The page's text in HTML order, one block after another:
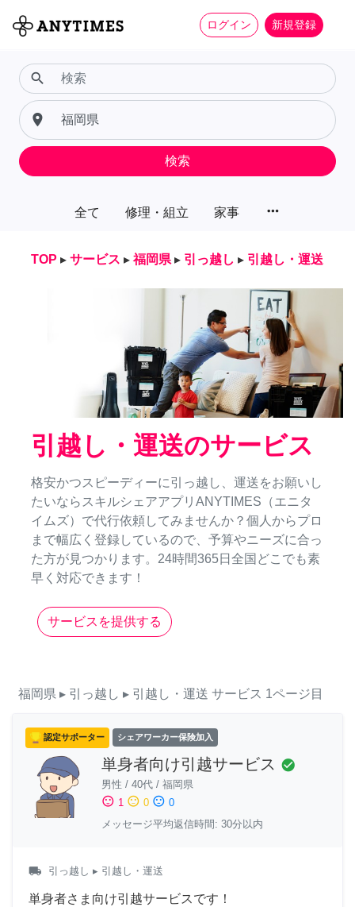
ログイン 新規登録
全て 修理・組立 家事 more_horiz
search
place
検索
TOP ▸ サービス ▸ 福岡県 ▸ 引っ越し ▸ 引越し・運送
引越し・運送のサービス
格安かつスピーディーに引っ越し、運送をお願いし
たいならスキルシェアアプリANYTIMES（エニタ
イムズ）で代行依頼してみませんか？個人からプロ
まで幅広く登録しているので、予算やニーズに合っ
た方が見つかります。24時間365日全国どこでも素
早く対応できます！
サービスを提供する
福岡県 ▸ 引っ越し ▸ 引越し・運送 サービス 1ページ目
認定サポーター シェアワーカー保険加入
単身者向け引越サービス check_circle
男性 / 40代 / 福岡県
sentiment_satisfied 1 sentiment_neutral 0 sentiment_dissatisfied 0
メッセージ平均返信時間: 30分以内
local_shipping 引っ越し ▸ 引越し・運送
単身者さま向け引越サービスです！